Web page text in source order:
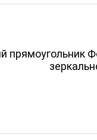
прямоугольник